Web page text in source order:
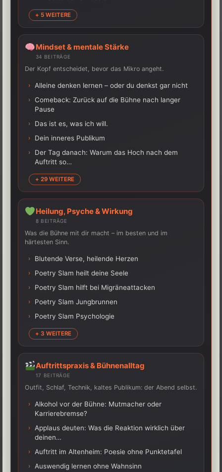
+ 5 WEITERE
Mindset & mentale Stärke
34 BEITRÄGE
Der Kopf entscheidet, bevor das Mikro angeht.
› Alleine denken lernen – oder du denkst gar nicht
› Comeback: Zurück auf die Bühne nach langer
Pause
› Das ist es, was ich will.
› Dein inneres Publikum
›
Der Tag danach: Warum das Hoch nach dem
Auftritt so…
+ 29 WEITERE
Heilung, Psyche & Wirkung
8 BEITRÄGE
Was die Bühne mit dir macht – im besten und im
härtesten Sinn.
› Blutende Verse, heilende Herzen
› Poetry Slam heilt deine Seele
› Poetry Slam hilft bei Migräneattacken
› Poetry Slam Jungbrunnen
› Poetry Slam Psychologie
+ 3 WEITERE
Auftrittspraxis & Bühnenalltag
17 BEITRÄGE
Outfit, Schlaf, Technik, kaltes Publikum: der Abend selbst.
›
Alkohol vor der Bühne: Mutmacher oder
Karrierebremse?
›
Applaus deuten: Was die Reaktion wirklich über
deinen…
› Auftritt im Altenheim: Poesie ohne Punktetafel
› Auswendig lernen ohne Wahnsinn